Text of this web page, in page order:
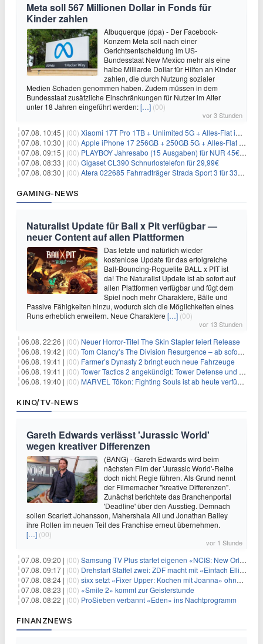
Meta soll 567 Millionen Dollar in Fonds für
Kinder zahlen
Albuquerque (dpa) - Der Facebook-
Konzern Meta soll nach einer
Gerichtsentscheidung im US-
Bundesstaat New Mexico mehr als eine
halbe Milliarde Dollar für Hilfen an Kinder
zahlen, die durch Nutzung sozialer
Medien Schaden genommen haben. Zudem müssen in dem
Bundesstaat zusätzliche Einschränkungen für Nutzer im Alter
unter 18 Jahren eingeführt werden:[…] (00)
vor 3 Stunden
07.08. 10:45 | (00) Xiaomi 17T Pro 1TB + Unlimited 5G + Alles-Flat im o2 Netz für 29,99€/Monat – eff. 1,15€/Monat
07.08. 10:30 | (00) Apple iPhone 17 256GB + 250GB 5G + Alles-Flat im Telekom-Netz für 34€/Monat – eff. 6,29€/Monat
07.08. 09:15 | (00) PLAYBOY Jahresabo (15 Ausgaben) für NUR 45€ (statt 198€)
07.08. 08:33 | (00) Gigaset CL390 Schnurlostelefon für 29,99€
07.08. 08:30 | (00) Atera 022685 Fahrradträger Strada Sport 3 für 337,48€
GAMING-NEWS
Naturalist Update für Ball x Pit verfügbar —
neuer Content auf allen Plattformen
Das letzte und natürlich wieder
kostenlose Update für das erfolgreiche
Ball-Bouncing-Roguelite BALL x PIT ist
da! The Naturalist Update ist ab sofort auf
allen Plattformen verfügbar und fügt dem
Spiel noch mehr Charaktere, Bälle und
Passive Fähigkeiten hinzu, wodurch sich die Möglichkeiten eines
Runs erheblich erweitern. Neue Charaktere […] (00)
vor 13 Stunden
06.08. 22:26 | (00) Neuer Horror‑Titel The Skin Stapler feiert Release
06.08. 19:42 | (00) Tom Clancy’s The Division Resurgence – ab sofort für euch verfügbar
06.08. 19:41 | (00) Farmer’s Dynasty 2 bringt euch neue Fahrzeuge
06.08. 19:41 | (00) Tower Tactics 2 angekündigt: Tower Defense und Deckbuilding Kombo kehrt zurück
06.08. 19:40 | (00) MARVEL Tōkon: Fighting Souls ist ab heute verfügbar
KINO/TV-NEWS
Gareth Edwards verlässt 'Jurassic World'
wegen kreativer Differenzen
(BANG) - Gareth Edwards wird beim
nächsten Film der 'Jurassic World'-Reihe
doch nicht Regie führen. Als Grund nennt
der Filmemacher "kreative Differenzen".
Zunächst berichtete das Branchenportal
'Deadline' über den Ausstieg. Demnach
sollen Scarlett Johansson, Mahershala Ali und Jonathan Bailey
ihre Rollen im neuen Teil des Franchise erneut übernehmen.
[…] (00)
vor 1 Stunde
07.08. 09:20 | (00) Samsung TV Plus startet eigenen «NCIS: New Orleans»-Sender
07.08. 09:17 | (00) Drehstart Staffel zwei: ZDF macht mit «Einfach Elli» weiter
07.08. 08:24 | (00) sixx setzt «Fixer Upper: Kochen mit Joanna» ohne Pause fort
07.08. 08:23 | (00) «Smile 2» kommt zur Geisterstunde
07.08. 08:22 | (00) ProSieben verbannt «Eden» ins Nachtprogramm
FINANZNEWS